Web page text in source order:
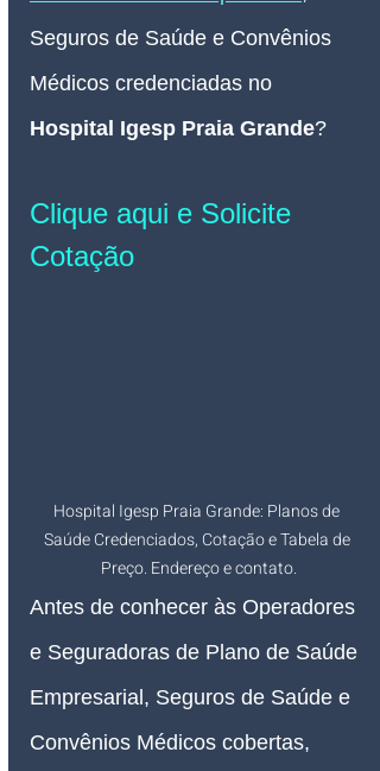
Seguros de Saúde e Convênios
Médicos credenciadas no
Hospital Igesp Praia Grande?
Clique aqui e Solicite
Cotação
Hospital Igesp Praia Grande: Planos de
Saúde Credenciados, Cotação e Tabela de
Preço. Endereço e contato.
Antes de conhecer às Operadores
e Seguradoras de Plano de Saúde
Empresarial, Seguros de Saúde e
Convênios Médicos cobertas,